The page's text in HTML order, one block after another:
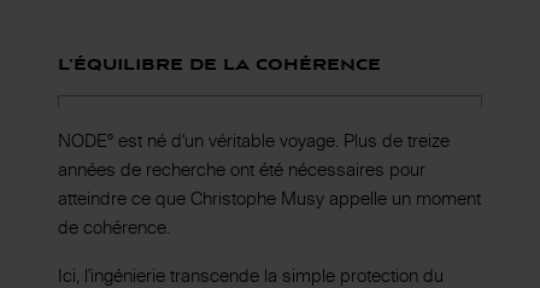
L’équilibre de la cohérence
NODE° est né d'un véritable voyage. Plus de treize
années de recherche ont été nécessaires pour
atteindre ce que Christophe Musy appelle un moment
de cohérence.
Ici, l'ingénierie transcende la simple protection du